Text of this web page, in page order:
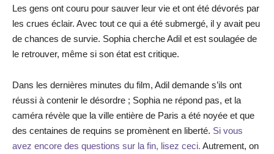
Les gens ont couru pour sauver leur vie et ont été dévorés par
les crues éclair. Avec tout ce qui a été submergé, il y avait peu
de chances de survie. Sophia cherche Adil et est soulagée de
le retrouver, même si son état est critique.
Dans les dernières minutes du film, Adil demande s’ils ont
réussi à contenir le désordre ; Sophia ne répond pas, et la
caméra révèle que la ville entière de Paris a été noyée et que
des centaines de requins se promènent en liberté. Si vous
avez encore des questions sur la fin, lisez ceci. Autrement, on